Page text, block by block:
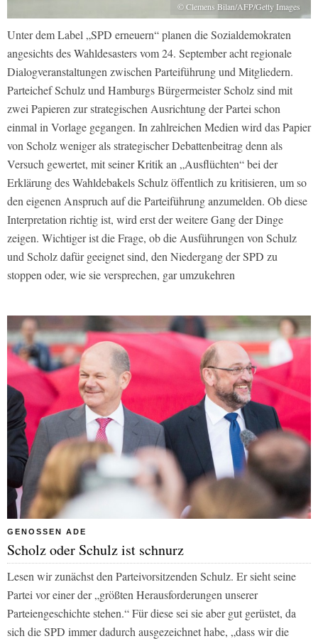
© Clemens Bilan/AFP/Getty Images
Unter dem Label „SPD erneuern“ planen die Sozialdemokraten
angesichts des Wahldesasters vom 24. September acht regionale
Dialogveranstaltungen zwischen Parteiführung und Mitgliedern.
Parteichef Schulz und Hamburgs Bürgermeister Scholz sind mit
zwei Papieren zur strategischen Ausrichtung der Partei schon
einmal in Vorlage gegangen. In zahlreichen Medien wird das Papier
von Scholz weniger als strategischer Debattenbeitrag denn als
Versuch gewertet, mit seiner Kritik an „Ausflüchten“ bei der
Erklärung des Wahldebakels Schulz öffentlich zu kritisieren, um so
den eigenen Anspruch auf die Parteiführung anzumelden. Ob diese
Interpretation richtig ist, wird erst der weitere Gang der Dinge
zeigen. Wichtiger ist die Frage, ob die Ausführungen von Schulz
und Scholz dafür geeignet sind, den Niedergang der SPD zu
stoppen oder, wie sie versprechen, gar umzukehren
GENOSSEN ADE
Scholz oder Schulz ist schnurz
Lesen wir zunächst den Parteivorsitzenden Schulz. Er sieht seine
Partei vor einer der „größten Herausforderungen unserer
Parteiengeschichte stehen.“ Für diese sei sie aber gut gerüstet, da
sich die SPD immer dadurch ausgezeichnet habe, „dass wir die